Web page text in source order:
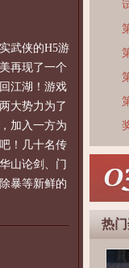
武侠的H5游
再现了一个
江湖！游戏
大势力为了
加入一方为
！几十名传
山论剑、门
暴等新鲜的
热